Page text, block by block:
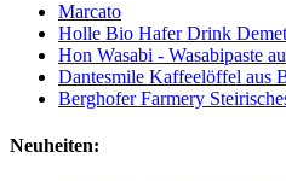
Marcato
Holle Bio Hafer Drink
Hon Wasabi - Wasabipaste
Dantesmile Kaffeelöffel aus
Berghofer Farmery
Neuheiten: